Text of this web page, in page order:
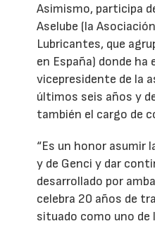
Asimismo, participa
Aselube (la
Lubricantes, que
en España) donde ha
vicepresidente de la
últimos seis años y
también el cargo de
“Es un honor asumir
y de Genci y dar
desarrollado por
celebra 20 años de
situado como uno de